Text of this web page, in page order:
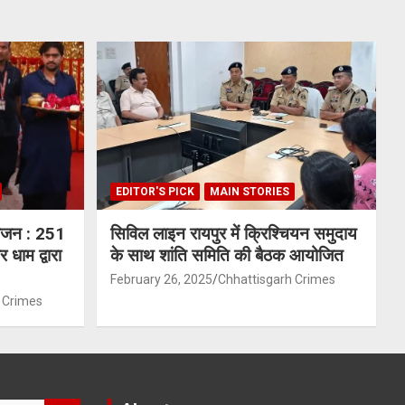
: 251
द्वारा
EDITOR'S PICK MAIN STORIES
सिविल लाइन रायपुर में क्रिश्चियन समुदाय
के साथ शांति समिति की बैठक आयोजित
February 26, 2025 Chhattisgarh Crimes